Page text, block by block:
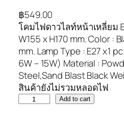
฿549.00
โคมไฟดาวไลท์หน้าเหลี่ยม
W155 x H170 mm. Color :
mm. Lamp Type : E27 x1
6W – 15W) Material :
Steel,Sand Blast Black
สินค้ายังไม่รวมหลอดไฟ
Add to cart